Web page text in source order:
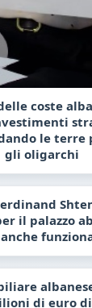
coste
le terre
gli oligarchi
il palazzo
di euro